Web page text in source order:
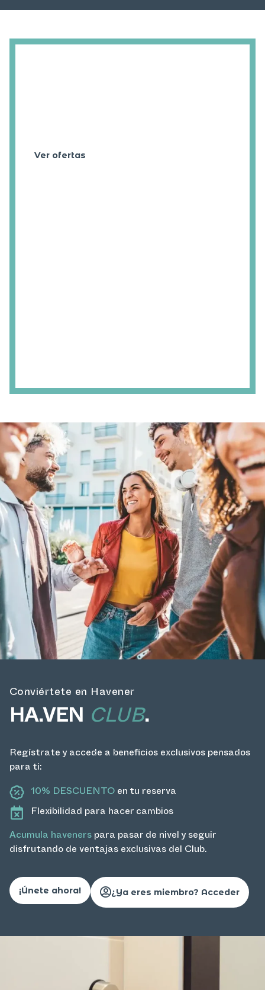
Ver ofertas
Conviértete en Havener
HA.VEN CLUB.
Regístrate y accede a beneficios exclusivos pensados
para ti:
10% DESCUENTO en tu reserva
Flexibilidad para hacer cambios
Acumula haveners para pasar de nivel y seguir
disfrutando de ventajas exclusivas del Club.
¡Únete ahora! ¿Ya eres miembro? Acceder